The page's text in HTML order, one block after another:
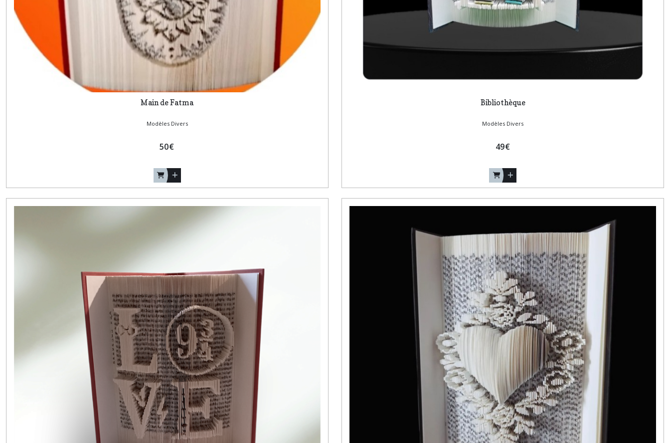
Main de Fatma
Modèles Divers
50€
Bibliothèque
Modèles Divers
49€